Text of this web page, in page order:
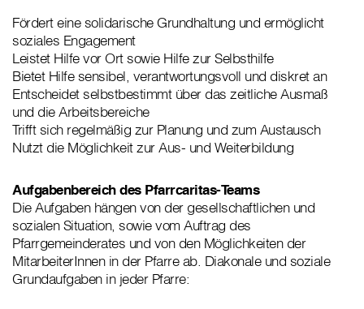
Fördert eine solidarische Grundhaltung und ermöglicht
soziales Engagement
Leistet Hilfe vor Ort sowie Hilfe zur Selbsthilfe
Bietet Hilfe sensibel, verantwortungsvoll und diskret an
Entscheidet selbstbestimmt über das zeitliche Ausmaß
und die Arbeitsbereiche
Trifft sich regelmäßig zur Planung und zum Austausch
Nutzt die Möglichkeit zur Aus- und Weiterbildung
Aufgabenbereich des Pfarrcaritas-Teams
Die Aufgaben hängen von der gesellschaftlichen und
sozialen Situation, sowie vom Auftrag des
Pfarrgemeinderates und von den Möglichkeiten der
MitarbeiterInnen in der Pfarre ab. Diakonale und soziale
Grundaufgaben in jeder Pfarre: